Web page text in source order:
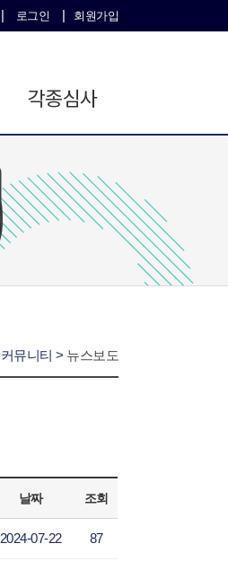
로그인 회원가입
각종심사
커뮤니티 > 뉴스보도
날짜 조회
2024-07-22 87